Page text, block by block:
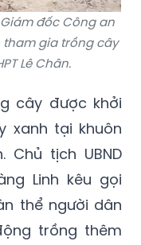
đốc Công an
tham gia trồng cây
Lê Chân.
cây được khởi
xanh tại khuôn
Chủ tịch UBND
Linh kêu gọi
thể người dân
trồng thêm